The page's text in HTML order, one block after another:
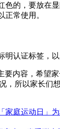
色的，要放在
正常使用。
明认证标签，
要内容，希望
，所以家长们
家庭运动日」